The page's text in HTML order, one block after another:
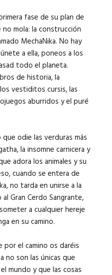
fase de su plan de
mola: la construcción
MechaNika. No hay
a ella, poneos a los
todo el planeta.
de historia, la
vestiditos cursis, las
aburridos y el puré
odie las verduras más
la insomne carnicera y
adora los animales y su
cuando se entera de
no tarda en unirse a la
Gran Cerdo Sangrante,
a cualquier hereje
en su camino.
el camino os daréis
no son las únicas que
mundo y que las cosas